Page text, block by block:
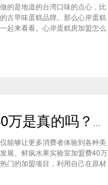
的是地道的台湾口味的点心，比
古早味蛋糕品牌。那么心岸蛋糕
起来看看。心岸蛋糕房加盟怎么
了，实际上，在很多二线城市，
鲜疯水果实验室加盟费40万是真的吗？根本没有传言中那么多！
能够让更多消费者体验到各种美
展。鲜疯水果实验室加盟费40万
门的加盟项目，利用自己在原材